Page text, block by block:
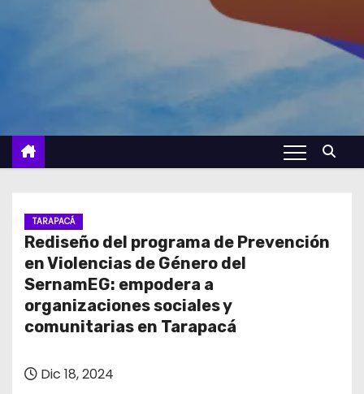
TARAPACÁ
Rediseño del programa de Prevención
en Violencias de Género del
SernamEG: empodera a
organizaciones sociales y
comunitarias en Tarapacá
Dic 18, 2024